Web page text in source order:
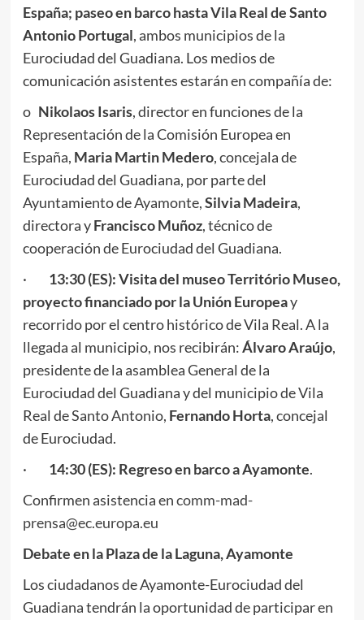
España; paseo en barco hasta Vila Real de Santo
Antonio Portugal, ambos municipios de la
Eurociudad del Guadiana. Los medios de
comunicación asistentes estarán en compañía de:
o Nikolaos Isaris, director en funciones de la
Representación de la Comisión Europea en
España, Maria Martin Medero, concejala de
Eurociudad del Guadiana, por parte del
Ayuntamiento de Ayamonte,Silvia Madeira,
directora yFrancisco Muñoz, técnico de
cooperación de Eurociudad del Guadiana.
· 13:30 (ES): Visita del museo Território Museo,
proyecto financiado por la Unión Europeay
recorrido por el centro histórico de Vila Real. A la
llegada al municipio, nos recibirán:Álvaro Araújo,
presidente de la asamblea General de la
Eurociudad del Guadiana y del municipio de Vila
Real de Santo Antonio, Fernando Horta, concejal
de Eurociudad.
· 14:30 (ES): Regreso en barco a Ayamonte.
Confirmen asistencia encomm-mad-
prensa@ec.europa.eu
Debate en la Plaza de la Laguna, Ayamonte
Los ciudadanos de Ayamonte-Eurociudad del
Guadiana tendrán la oportunidad de participar en